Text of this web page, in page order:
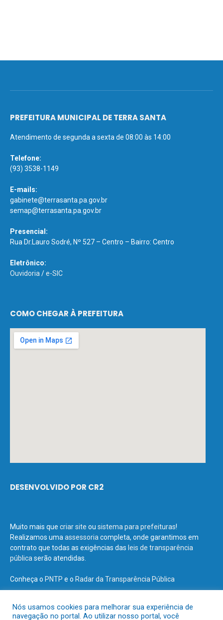
PREFEITURA MUNICIPAL DE TERRA SANTA
Atendimento de segunda a sexta de 08:00 às 14:00
Telefone:
(93) 3538-1149
E-mails:
gabinete@terrasanta.pa.gov.br
semap@terrasanta.pa.gov.br
Presencial:
Rua Dr.Lauro Sodré, Nº 527 – Centro – Bairro: Centro
Eletrônico:
Ouvidoria /e-SIC
COMO CHEGAR À PREFEITURA
DESENVOLVIDO POR CR2
Muito mais que criar site ou sistema para prefeituras!
Realizamos uma assessoria completa, onde garantimos em
contrato que todas as exigências das leis de transparência
pública serão atendidas.
Conheça o PNTP e o Radar da Transparência Pública
Nós usamos cookies para melhorar sua experiência de
navegação no portal. Ao utilizar nosso portal, você